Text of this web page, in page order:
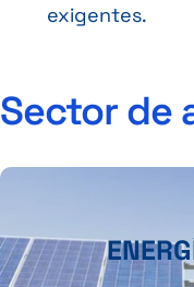
exigentes.
Sector de